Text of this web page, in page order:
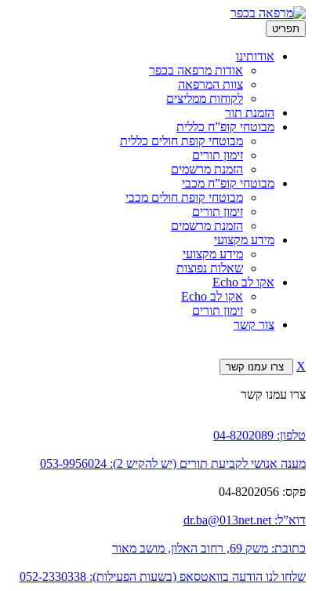
תפריט לדלג
לתוכן
אודותינו
אודות מרפאה בכפר
צוות המרפאה
לקוחות ממליצים
הזמנת תור
מבוטחי קופ”ח כללית
מבוטחי קופת חולים כללית
זימון תורים
הזמנת מרשמים
מבוטחי קופ”ח מכבי
מבוטחי קופת חולים מכבי
זימון תורים
הזמנת מרשמים
מידע מקצועי
מידע מקצועי
שאלות נפוצות
אקו לב Echo
אקו לב Echo
זימון תורים
צור קשר
X צרו עמנו קשר
צרו עמנו קשר
טלפון: 04-8202089
מענה אנושי לקביעת תורים (יש להקיש 2): 053-9956024
פקס: 04-8202056
דוא”ל: dr.ba@013net.net
כתובת: משק 69, רחוב האלון, מושב מאור
שלחו לנו הודעה בוואטסאפ (בשעות הפעילות): 052-2330338